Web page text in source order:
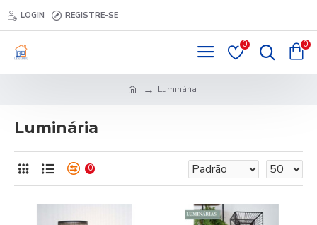
LOGIN REGISTRE-SE
0 0
Luminária
Luminária
0